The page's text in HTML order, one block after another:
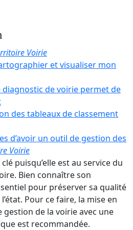
Voirie
et visualiser mon
diagnostic de voirie permet de
des tableaux de classement
d’avoir un outil de gestion des
Voirie
puisqu’elle est au service du
Bien connaître son
pour préserver sa qualité
Pour ce faire, la mise en
gestion de la voirie avec une
est recommandée.